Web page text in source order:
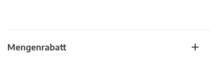
Mengenrabatt